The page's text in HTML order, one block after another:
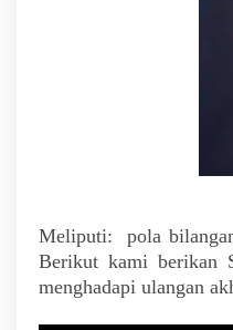
Meliputi: pola
Berikut kami berikan
menghadapi ulangan